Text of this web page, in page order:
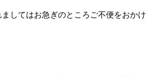
してはお急ぎのところご不便をおかけ